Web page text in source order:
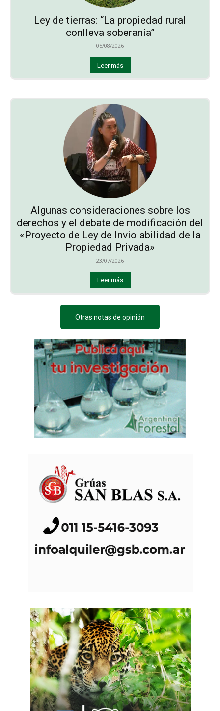
Ley de tierras: “La propiedad rural
conlleva soberanía”
05/08/2026
Leer más
Algunas consideraciones sobre los
derechos y el debate de modificación del
«Proyecto de Ley de Inviolabilidad de la
Propiedad Privada»
23/07/2026
Leer más
Otras notas de opinión